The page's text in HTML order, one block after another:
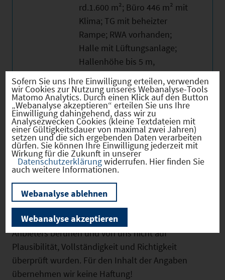
rd.1.600 m²; Büro 446 m² mit
Klima; TG mit beheizter
Rampe; RWA vorhanden;
Halle mit Lüftungsanlage;
Hallenhöhe bis 5 m,
Bodenbelastbarkeit
unbegrenzt;
Bilder
Wir weisen ausdrücklich darauf hin, dass
vorstehende Informationen auf den Angaben des
Anbieters beruhen und von uns nicht auf
Plausibilität, Vollständigkeit und Richtigkeit
überprüft wurden. Für den Inhalt der Angaben
übernehmen wir keine Haftung!
Sofern Sie uns Ihre Einwilligung erteilen, verwenden
wir Cookies zur Nutzung unseres Webanalyse-Tools
Matomo Analytics. Durch einen Klick auf den Button
„Webanalyse akzeptieren“ erteilen Sie uns Ihre
Einwilligung dahingehend, dass wir zu
Analysezwecken Cookies (kleine Textdateien mit
einer Gültigkeitsdauer von maximal zwei Jahren)
setzen und die sich ergebenden Daten verarbeiten
dürfen. Sie können Ihre Einwilligung jederzeit mit
Wirkung für die Zukunft in unserer
Datenschutzerklärungwiderrufen. Hier finden Sie
auch weitere Informationen.
Webanalyse ablehnen
Webanalyse akzeptieren